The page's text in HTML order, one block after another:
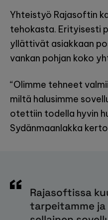
Yhteistyö Rajasoftin
tehokasta. Erityisesti
yllättivät asiakkaan
vankan pohjan koko
“Olimme tehneet
miltä halusimme
otettiin todella hyvin
Sydänmaanlakka
Rajasoftissa
tarpeitamme